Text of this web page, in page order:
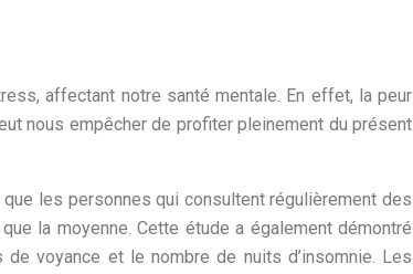
affectant notre santé mentale. En effet, la peur
nous empêcher de profiter pleinement du présent
les personnes qui consultent régulièrement des
la moyenne. Cette étude a également démontré
voyance et le nombre de nuits d’insomnie. Les